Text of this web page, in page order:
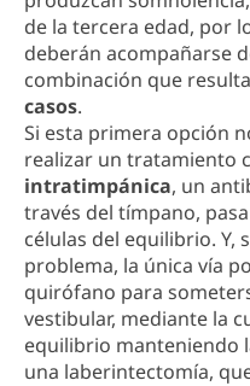
de la tercera edad, por
deberán acompañarse
combinación que
casos.
Si esta primera opción
realizar un tratamiento
intratimpánica, un
través del tímpano,
células del equilibrio. Y,
problema, la única vía
quirófano para
vestibular, mediante la
equilibrio manteniendo
una laberintectomía,